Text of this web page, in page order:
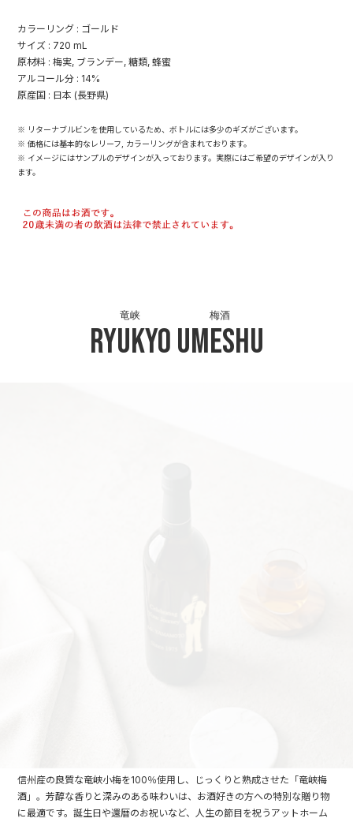
カラーリング : ゴールド
サイズ : 720 mL
原材料 : 梅実, ブランデー, 糖類, 蜂蜜
アルコール分 : 14%
原産国 : 日本 (長野県)
※ リターナブルビンを使用しているため、ボトルには多少のギズがございます。
※ 価格には基本的なレリーフ, カラーリングが含まれております。
※ イメージにはサンプルのデザインが入っております。実際にはご希望のデザインが入り
ます。
Ryukyo
竜峡
Umeshu
梅酒
信州産の良質な竜峡小梅を100％使用し、じっくりと熟成させた「竜峡梅
酒」。芳醇な香りと深みのある味わいは、お酒好きの方への特別な贈り物
に最適です。誕生日や還暦のお祝いなど、人生の節目を祝うアットホーム